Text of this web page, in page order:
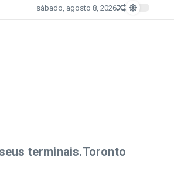
sábado, agosto 8, 2026
terminais.Toronto